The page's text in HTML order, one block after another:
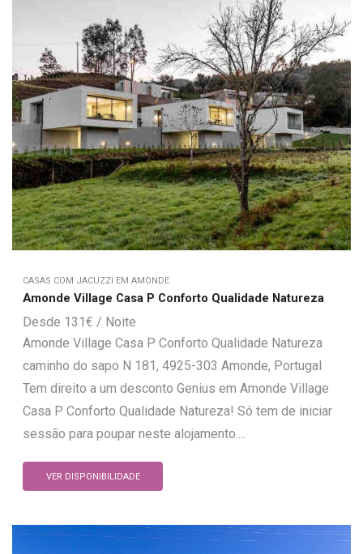
CASAS COM JACUZZI EM AMONDE
Amonde Village Casa P Conforto Qualidade Natureza
131€
Amonde Village Casa P Conforto Qualidade Natureza
caminho do sapo N 181, 4925-303 Amonde, Portugal
Tem direito a um desconto Genius em Amonde Village
Casa P Conforto Qualidade Natureza! Só tem de iniciar
sessão para poupar neste alojamento....
VER DISPONIBILIDADE